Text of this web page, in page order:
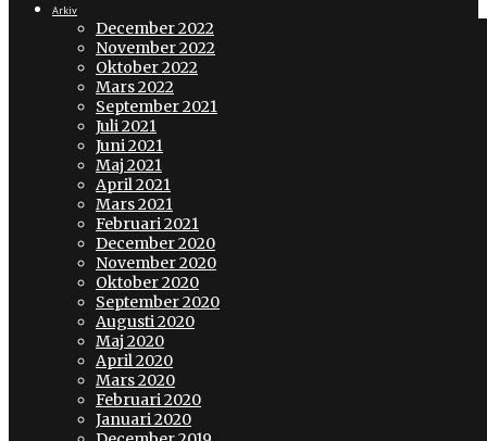
Arkiv
December 2022
November 2022
Oktober 2022
Mars 2022
September 2021
Juli 2021
Juni 2021
Maj 2021
April 2021
Mars 2021
Februari 2021
December 2020
November 2020
Oktober 2020
September 2020
Augusti 2020
Maj 2020
April 2020
Mars 2020
Februari 2020
Januari 2020